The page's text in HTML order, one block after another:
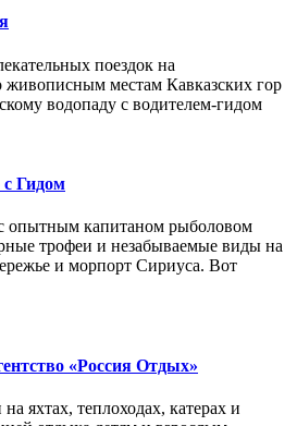
поездок на
живописным местам Кавказских гор
водопаду с водителем-гидом
Гидом
опытным капитаном рыболовом
трофеи и незабываемые виды на
и морпорт Сириуса. Вот
«Россия Отдых»
яхтах, теплоходах, катерах и